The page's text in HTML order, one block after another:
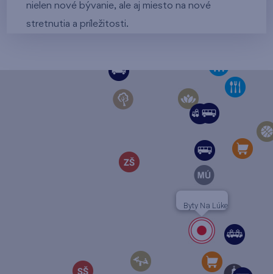
nielen nové bývanie, ale aj miesto na nové
stretnutia a príležitosti.
Byty Na Lúke